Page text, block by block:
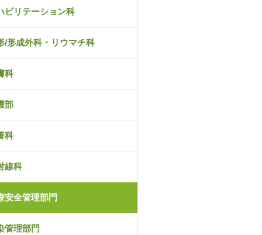
ビリテーション科
/形成外科・リウマチ科
科
部
科
線科
安全管理部門
管理部門